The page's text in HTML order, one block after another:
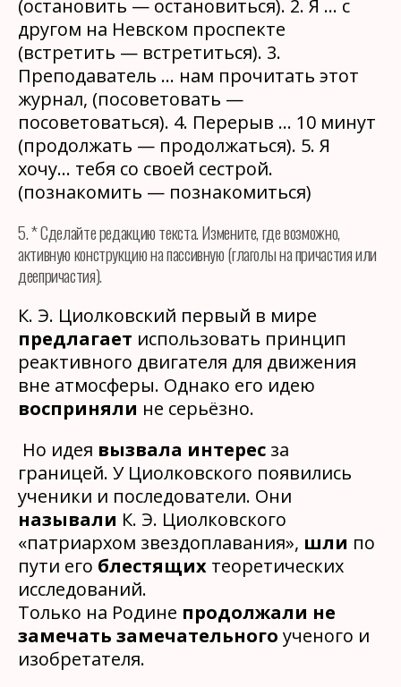
(остановить — остановиться). 2. Я … с
другом на Невском проспекте
(встретить — встретиться). 3.
Преподаватель … нам прочитать этот
журнал, (посоветовать —
посоветоваться). 4. Перерыв … 10 минут
(продолжать — продолжаться). 5. Я
хочу… тебя со своей сестрой.
(познакомить — познакомиться)
5. * Сделайте редакцию текста. Измените, где возможно,
активную конструкцию на пассивную (глаголы на причастия или
деепричастия).
К. Э. Циолковский первый в мире
предлагает использовать принцип
реактивного двигателя для движения
вне атмосферы. Однако его идею
восприняли не серьёзно.
Но идея вызвала интерес за
границей. У Циолковского появились
ученики и последователи. Они
называли К. Э. Циолковского
«патриархом звездоплавания», шли по
пути его блестящих теоретических
исследований.
Только на Родине продолжали не
замечать замечательного ученого и
изобретателя.